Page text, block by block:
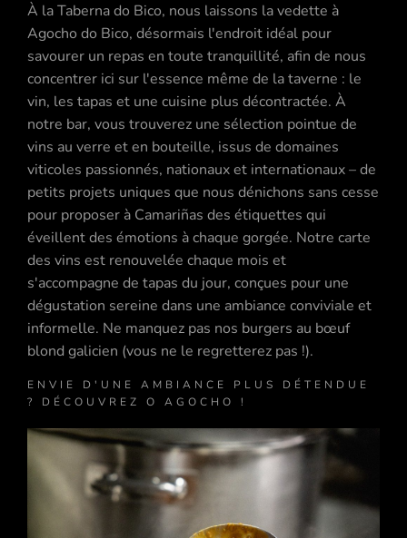
À la Taberna do Bico, nous laissons la vedette à
Agocho do Bico, désormais l'endroit idéal pour
savourer un repas en toute tranquillité, afin de nous
concentrer ici sur l'essence même de la taverne : le
vin, les tapas et une cuisine plus décontractée. À
notre bar, vous trouverez une sélection pointue de
vins au verre et en bouteille, issus de domaines
viticoles passionnés, nationaux et internationaux – de
petits projets uniques que nous dénichons sans cesse
pour proposer à Camariñas des étiquettes qui
éveillent des émotions à chaque gorgée. Notre carte
des vins est renouvelée chaque mois et
s'accompagne de tapas du jour, conçues pour une
dégustation sereine dans une ambiance conviviale et
informelle. Ne manquez pas nos burgers au bœuf
blond galicien (vous ne le regretterez pas !).
ENVIE D'UNE AMBIANCE PLUS DÉTENDUE
? DÉCOUVREZ O AGOCHO !